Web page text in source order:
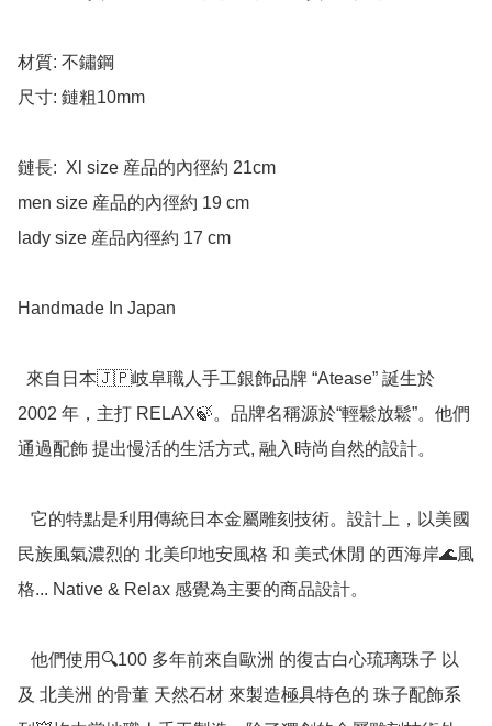
材質: 不鏽鋼
尺寸: 鏈粗10mm
鏈長:  Xl size 産品的內徑約 21cm
men size 産品的內徑約 19 cm
lady size 産品內徑約 17 cm
Handmade In Japan
2002 年，主打 RELAX🍃。品牌名稱源於“輕鬆放鬆”。他們
通過配飾 提出慢活的生活方式, 融入時尚自然的設計。
民族風氣濃烈的 北美印地安風格 和 美式休閒 的西海岸🌊風
格... Native & Relax 感覺為主要的商品設計。
及 北美洲 的骨董 天然石材 來製造極具特色的 珠子配飾系